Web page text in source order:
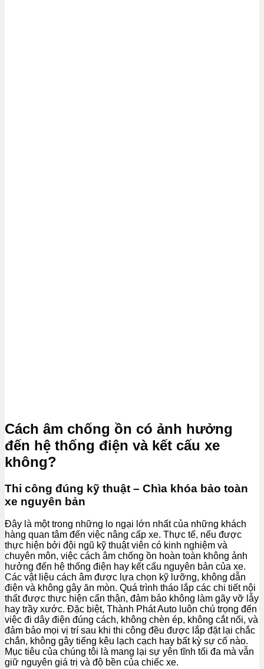
Cách âm chống ồn có ảnh hưởng
đến hệ thống điện và kết cấu xe
không?
Thi công đúng kỹ thuật – Chìa khóa bảo toàn
xe nguyên bản
Đây là một trong những lo ngại lớn nhất của những khách
hàng quan tâm đến việc nâng cấp xe. Thực tế, nếu được
thực hiện bởi đội ngũ kỹ thuật viên có kinh nghiệm và
chuyên môn, việc cách âm chống ồn hoàn toàn không ảnh
hưởng đến hệ thống điện hay kết cấu nguyên bản của xe.
Các vật liệu cách âm được lựa chọn kỹ lưỡng, không dẫn
điện và không gây ăn mòn. Quá trình tháo lắp các chi tiết nội
thất được thực hiện cẩn thận, đảm bảo không làm gãy vỡ lẫy
hay trầy xước. Đặc biệt, Thành Phát Auto luôn chú trọng đến
việc đi dây điện đúng cách, không chèn ép, không cắt nối, và
đảm bảo mọi vị trí sau khi thi công đều được lắp đặt lại chắc
chắn, không gây tiếng kêu lạch cạch hay bất kỳ sự cố nào.
Mục tiêu của chúng tôi là mang lại sự yên tĩnh tối đa mà vẫn
giữ nguyên giá trị và độ bền của chiếc xe.